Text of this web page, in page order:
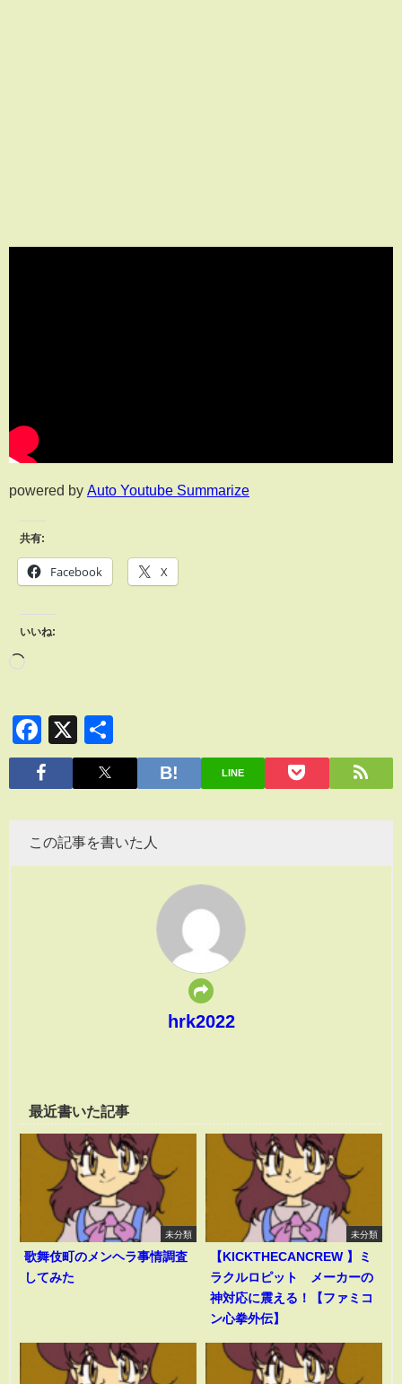
powered by Auto Youtube Summarize
共有:
Facebook X
いいね:
Facebook
X
有
LINE
この記事を書いた人
hrk2022
最近書いた記事
未分類
歌舞伎町のメンヘラ事情調査
してみた
未分類
【KICKTHECANCREW 】ミ
ラクルロピット メーカーの
神対応に震える！【ファミコ
ン心拳外伝】